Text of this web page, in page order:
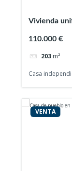
Vivienda
110.000 €
203 m²
Casa
VENTA